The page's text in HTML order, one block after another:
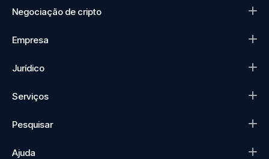
Negociação de cripto
Empresa
Jurídico
Serviços
Pesquisar
Ajuda